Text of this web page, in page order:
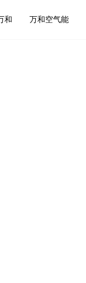
和 万和空气能